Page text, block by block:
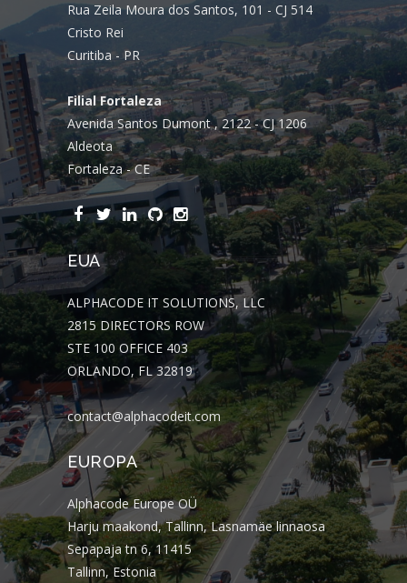
Rua Zeila Moura dos Santos, 101 - CJ 514
Cristo Rei
Curitiba - PR
Filial Fortaleza
Avenida Santos Dumont , 2122 - CJ 1206
Aldeota
Fortaleza - CE
EUA
ALPHACODE IT SOLUTIONS, LLC
2815 DIRECTORS ROW
STE 100 OFFICE 403
ORLANDO, FL 32819
contact@alphacodeit.com
EUROPA
Alphacode Europe OÜ
Harju maakond, Tallinn, Lasnamäe linnaosa
Sepapaja tn 6, 11415
Tallinn, Estonia